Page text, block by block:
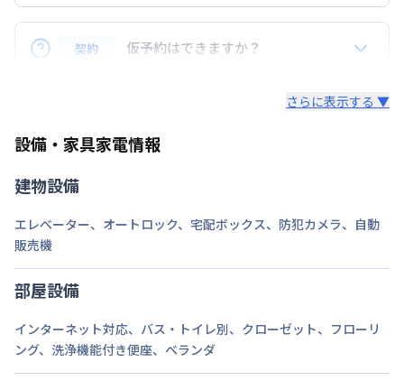
駐車場
申込後のキャンセルは22,000円（税込）
入居前のキャンセルは請求書の家賃・事務手数料の合
費・清掃費の合計金額はご返金いたします。
入居後のご返金はございません。
契約 仮予約はできますか？
となります。お急ぎの場合はお早めに申込ください。
さらに表示する ▼
設備・家具家電情報
建物設備
エレベーター、 オートロック、 宅配ボックス、 防犯カメラ、 自動
販売機
部屋設備
インターネット対応、 バス・トイレ別、 クローゼット、 フローリ
ング、 洗浄機能付き便座、 ベランダ